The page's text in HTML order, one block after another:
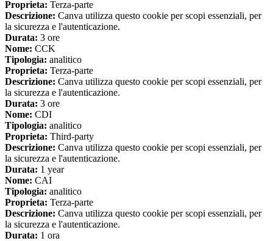
Proprieta: Terza-parte
Descrizione: Canva utilizza questo cookie per scopi essenziali, per
la sicurezza e l'autenticazione.
Durata: 3 ore
Nome: CCK
Tipologia: analitico
Proprieta: Terza-parte
Descrizione: Canva utilizza questo cookie per scopi essenziali, per
la sicurezza e l'autenticazione.
Durata: 3 ore
Nome: CDI
Tipologia: analitico
Proprieta: Third-party
Descrizione: Canva utilizza questo cookie per scopi essenziali, per
la sicurezza e l'autenticazione.
Durata: 1 year
Nome: CAI
Tipologia: analitico
Proprieta: Terza-parte
Descrizione: Canva utilizza questo cookie per scopi essenziali, per
la sicurezza e l'autenticazione.
Durata: 1 ora